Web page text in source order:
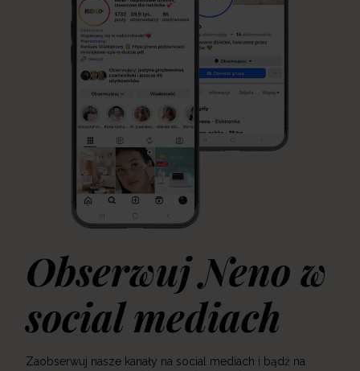
Obserwuj Neno w
social mediach
Zaobserwuj nasze kanały na social mediach i bądź na